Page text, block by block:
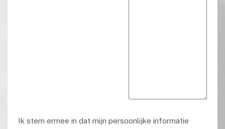
Ik stem ermee in dat mijn persoonlijke informatie